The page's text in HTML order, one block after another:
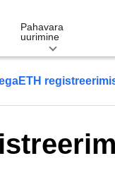
Pahavara
uurimine